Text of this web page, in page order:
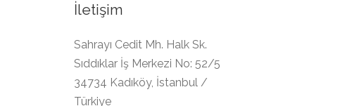
İletişim
Sahrayı Cedit Mh. Halk Sk.
Sıddıklar İş Merkezi No: 52/5
34734 Kadıköy, İstanbul /
Türkiye